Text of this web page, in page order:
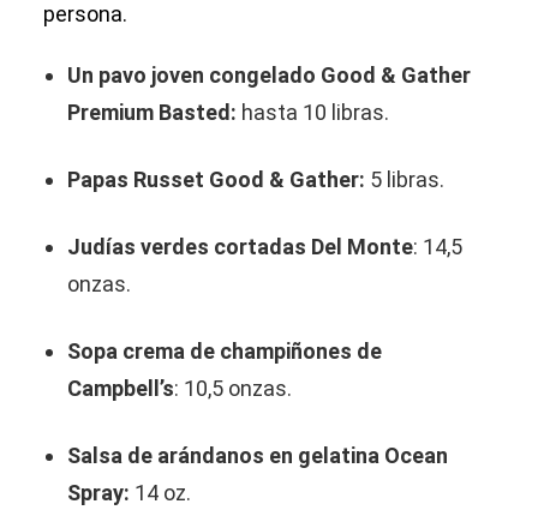
persona.
Un pavo joven congelado Good & Gather
Premium Basted: hasta 10 libras.
Papas Russet Good & Gather: 5 libras.
Judías verdes cortadas Del Monte: 14,5
onzas.
Sopa crema de champiñones de
Campbell’s: 10,5 onzas.
Salsa de arándanos en gelatina Ocean
Spray: 14 oz.